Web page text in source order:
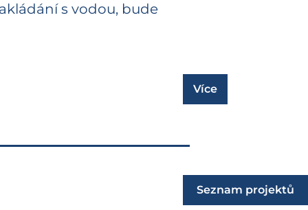
s vodou, bude
Více
Seznam projektů